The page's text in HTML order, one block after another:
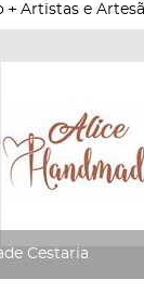
Artistas e
Cestaria